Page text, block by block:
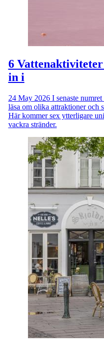
6
in i
24 May 2026I senaste
läsa om olika attraktioner och
Här kommer sex ytterligare
vackra stränder.